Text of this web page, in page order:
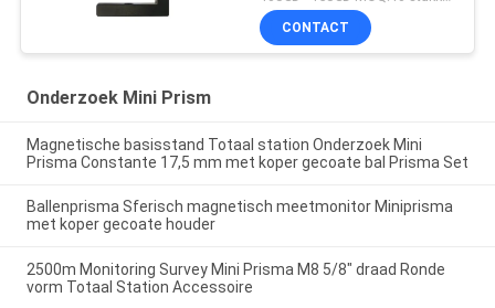
CONTACT
Onderzoek Mini Prism
Magnetische basisstand Totaal station Onderzoek Mini
Prisma Constante 17,5 mm met koper gecoate bal Prisma Set
Ballenprisma Sferisch magnetisch meetmonitor Miniprisma
met koper gecoate houder
2500m Monitoring Survey Mini Prisma M8 5/8" draad Ronde
vorm Totaal Station Accessoire